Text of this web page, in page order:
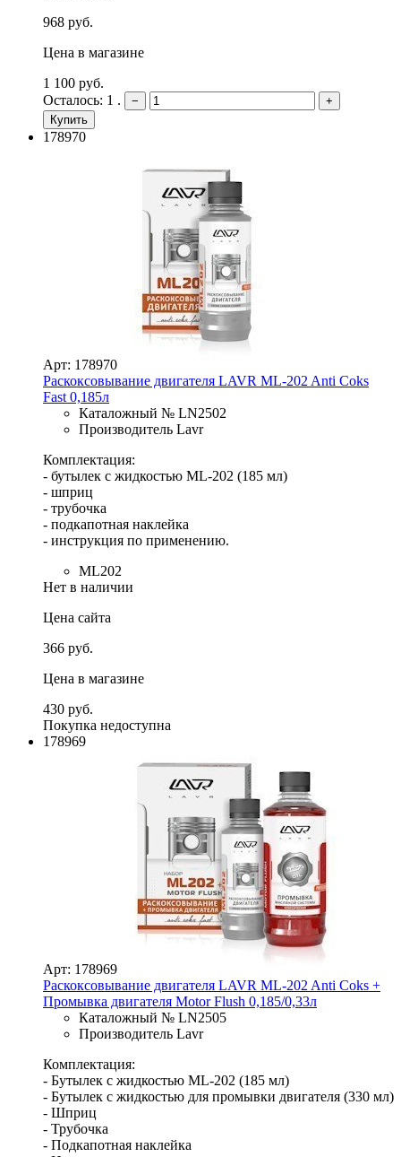
968 руб.
Цена в магазине
1 100 руб.
Осталось: 1 .
−
+
Купить
178970
Арт: 178970
Раскоксовывание двигателя LAVR МL-202 Anti Coks
Fast 0,185л
Каталожный № LN2502
Производитель Lavr
Комплектация:
- бутылек с жидкостью ML-202 (185 мл)
- шприц
- трубочка
- подкапотная наклейка
- инструкция по применению.
ML202
Нет в наличии
Цена сайта
366 руб.
Цена в магазине
430 руб.
Покупка недоступна
178969
Арт: 178969
Раскоксовывание двигателя LAVR МL-202 Anti Coks +
Промывка двигателя Motor Flush 0,185/0,33л
Каталожный № LN2505
Производитель Lavr
Комплектация:
- Бутылек с жидкостью ML-202 (185 мл)
- Бутылек с жидкостью для промывки двигателя (330 мл)
- Шприц
- Трубочка
- Подкапотная наклейка